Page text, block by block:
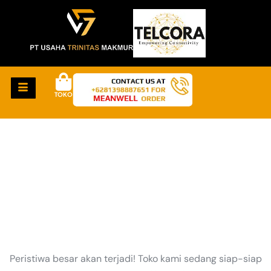
TOKO
Peristiwa besar akan terjadi! Toko kami sedang siap-siap